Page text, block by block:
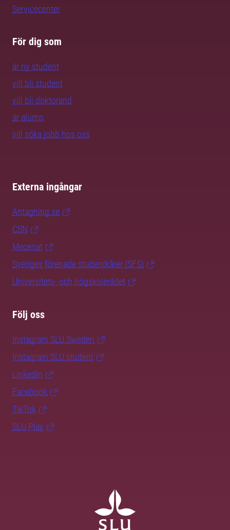
Servicecenter
För dig som
är ny student
vill bli student
vill bli doktorand
är alumn
vill söka jobb hos oss
Externa ingångar
Antagning.se
CSN
Mecenat
Sveriges förenade studentkårer (SFS)
Universitets- och högskolerådet
Följ oss
Instagram SLU.Sweden
Instagram SLU.student
LinkedIn
Facebook
TikTok
SLU Play